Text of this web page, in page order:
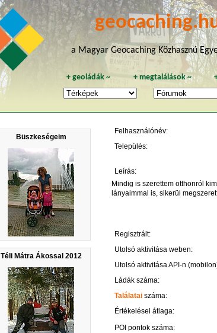
a Magyar Geocaching Közhasznú
+geoládák ~ + megtalálások~
Büszkeségeim
Téli Mátra Ákossal 2012
Felhasználónév:
Település:
Leírás:
Mindig is szerettem otthonról
lányaimmal is, sikerül
Regisztrált:
Utolsó aktivitása weben:
Utolsó aktivitása API-n
Ládák száma:
Találatai száma:
Értékelései átlaga:
POI pontok száma: